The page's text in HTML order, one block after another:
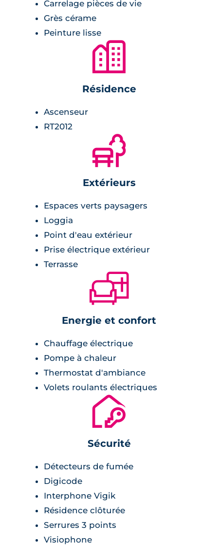
chaleur, d'un thermostat d'ambiance, et d'un
WC suspendu.
Les appartements du 2 au 4 pièces, aux plans
particulièrement soignés, donnent la priorité
au bien-être avec des cuisines ouvertes sur le
baies vitrées captent la lumière naturelle. Les
appartements privilégient l'intimité avec des
de vivre méditerranéenne, de généreuses
terrasses ou loggias jusqu'à 31 m2 prolongent
les appartements. Véritables espaces de vie
Carrelage pièces de vie
Grès cérame
Peinture lisse
🏙
Résidence
Ascenseur
RT2012
🌲
Extérieurs
Espaces verts paysagers
Loggia
Point d'eau extérieur
Prise électrique extérieur
Terrasse
🛋
Energie et confort
Chauffage électrique
Pompe à chaleur
Thermostat d'ambiance
Volets roulants électriques
🔐
Sécurité
Détecteurs de fumée
Digicode
Interphone Vigik
Résidence clôturée
Serrures 3 points
Visiophone